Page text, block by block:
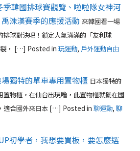
季韓國排球賽觀覽、啦啦隊女神河
洙漢賽季的應援活動 來韓國看一場
排球對決吧！鎖定人氣滿滿的「友利球
裂， […] Posted in 玩運動, 戶外運動自由
獨特的單車專用置物櫃 日本獨特的
置物櫃，在仙台出現嚕，此置物櫃就擺在國
適合國外來日本 […] Posted in 聊運動, 聊
初學者，我想要買板，要怎麼選